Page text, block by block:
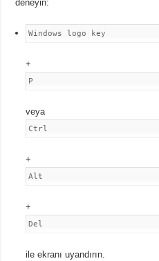
deneyin:
Windows logo key
+
P
veya
Ctrl
+
Alt
+
Del
ile ekranı uyandırın.